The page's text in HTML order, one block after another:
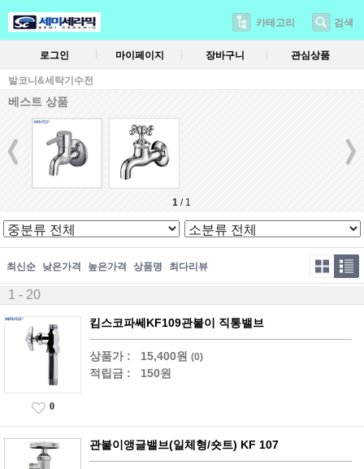
카테고리 검색
로그인 마이페이지 장바구니 관심상품
발코니&세탁기수전
베스트 상품
1 / 1
최신순 낮은가격 높은가격 상품명 최다리뷰
1 - 20
킴스코파쎄KF109관붙이 직통밸브
상품가 : 15,400원 (0)
적립금 : 150원
0
관붙이앵글밸브(일체형/숏트) KF 107